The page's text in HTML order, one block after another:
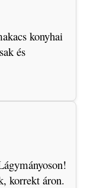
konyhai
és
korrekt áron.